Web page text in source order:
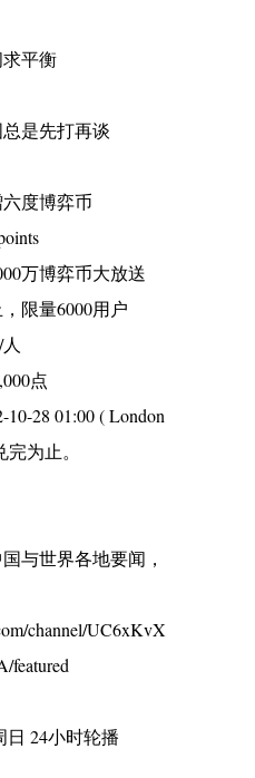
平衡
是先打再谈
度博弈币
万博弈币大放送
限量6000用户
点
28 01:00 ( London
为止。
与世界各地要闻，
channel/UC6xKvX
featured
24小时轮播